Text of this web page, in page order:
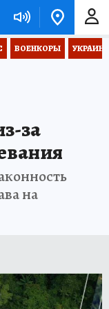
ВОЕНКОРЫ
за
на